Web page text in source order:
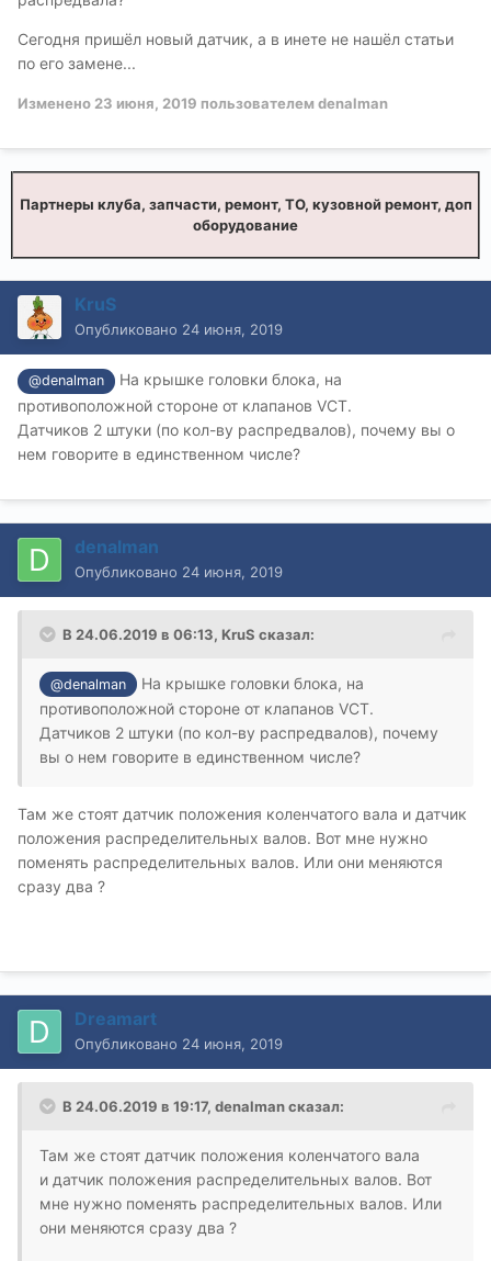
Сегодня пришёл новый датчик, а в инете не нашёл статьи
по его замене...
Изменено 23 июня, 2019 пользователем denalman
Партнеры клуба, запчасти, ремонт, ТО, кузовной ремонт, доп
оборудование
KruS
Опубликовано 24 июня, 2019
@denalman
На крышке головки блока, на
противоположной стороне от клапанов VCT.
Датчиков 2 штуки (по кол-ву распредвалов), почему вы о
нем говорите в единственном числе?
denalman
Опубликовано 24 июня, 2019
В 24.06.2019 в 06:13, KruS сказал:
@denalman
На крышке головки блока, на
противоположной стороне от клапанов VCT.
Датчиков 2 штуки (по кол-ву распредвалов), почему
вы о нем говорите в единственном числе?
Там же стоят датчик положения коленчатого вала и датчик
положения распределительных валов. Вот мне нужно
поменять распределительных валов. Или они меняются
сразу два ?
Dreamart
Опубликовано 24 июня, 2019
В 24.06.2019 в 19:17, denalmanсказал:
Там же стоят датчик положения коленчатого вала
и датчик положения распределительных валов. Вот
мне нужно поменять распределительных валов. Или
они меняются сразу два ?